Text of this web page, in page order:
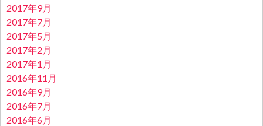
2017年9月
2017年7月
2017年5月
2017年2月
2017年1月
2016年11月
2016年9月
2016年7月
2016年6月